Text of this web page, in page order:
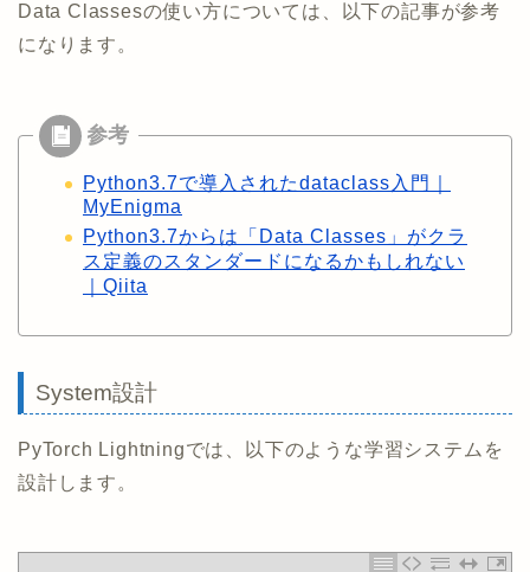
Data Classesの使い方については、以下の記事が参考
になります。
Python3.7で導入されたdataclass入門｜
MyEnigma
Python3.7からは「Data Classes」がクラ
ス定義のスタンダードになるかもしれない
｜Qiita
System設計
PyTorch Lightningでは、以下のような学習システムを
設計します。